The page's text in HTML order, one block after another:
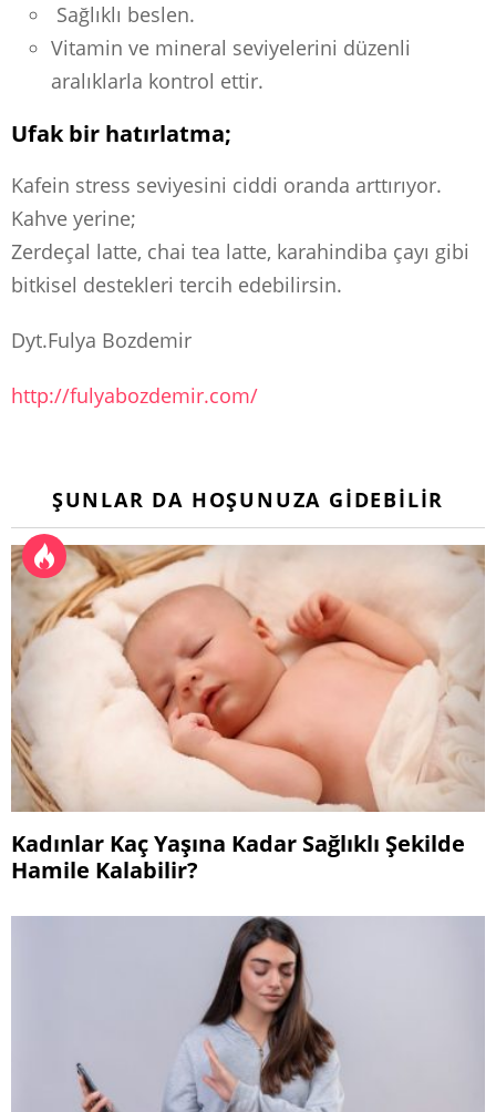
Sağlıklı beslen.
Vitamin ve mineral seviyelerini düzenli
aralıklarla kontrol ettir.
Ufak bir hatırlatma;
Kafein stress seviyesini ciddi oranda arttırıyor.
Kahve yerine;
Zerdeçal latte, chai tea latte, karahindiba çayı gibi
bitkisel destekleri tercih edebilirsin.
Dyt.Fulya Bozdemir
http://fulyabozdemir.com/
ŞUNLAR DA HOŞUNUZA GIDEBILIR
Kadınlar Kaç Yaşına Kadar Sağlıklı Şekilde
Hamile Kalabilir?